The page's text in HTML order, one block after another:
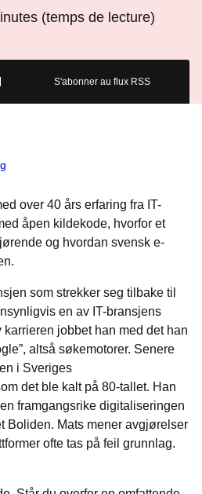
(temps de lecture)
S'abonner au flux RSS
over 40 års erfaring fra IT-
åpen kildekode, hvorfor et
og hvordan svensk e-
som strekker seg tilbake til
en av IT-bransjens
karrieren jobbet han med det han
altså søkemotorer. Senere
i Sveriges
det ble kalt på 80-tallet. Han
framgangsrike digitaliseringen
Boliden. Mats mener avgjørelser
ofte tas på feil grunnlag.